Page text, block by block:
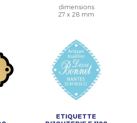
dimensions
27 x 28 mm
ETIQUETTE